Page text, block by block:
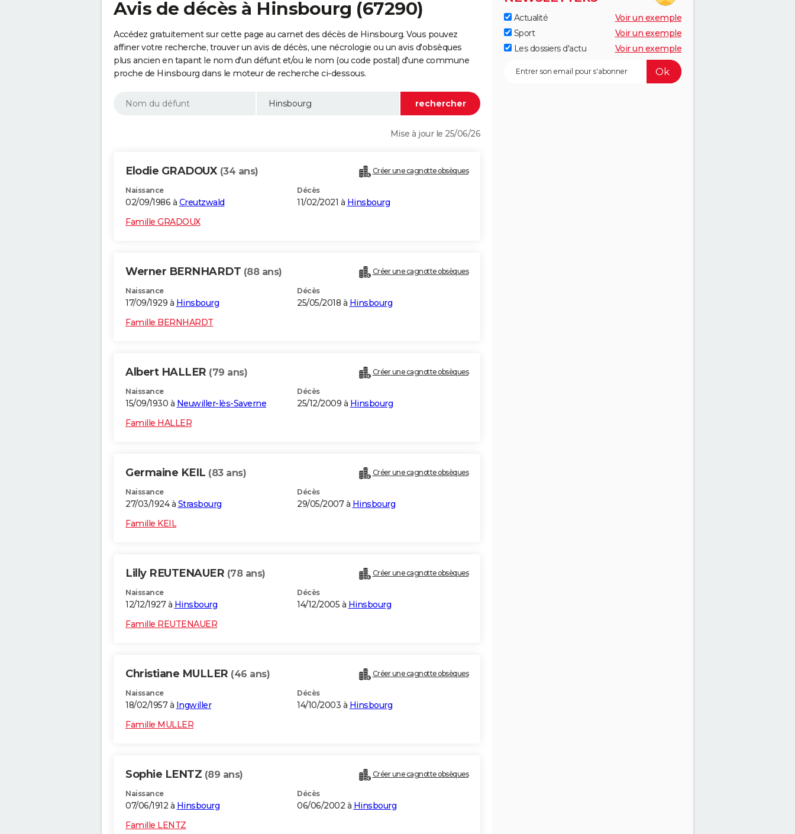
Avis de décès à Hinsbourg (67290)
Accédez gratuitement sur cette page au carnet des décès de Hinsbourg. Vous pouvez
affiner votre recherche, trouver un avis de décès, une nécrologie ou un avis d'obsèques
plus ancien en tapant le nom d'un défunt et/ou le nom (ou code postal) d'une commune
proche de Hinsbourg dans le moteur de recherche ci-dessous.
Mise à jour le 25/06/26
Elodie GRADOUX (34 ans) Créer une cagnotte obsèques
Naissance
02/09/1986 à Creutzwald
Décès
11/02/2021 à Hinsbourg
Famille GRADOUX
Werner BERNHARDT (88 ans) Créer une cagnotte obsèques
Naissance
17/09/1929 à Hinsbourg
Décès
25/05/2018 à Hinsbourg
Famille BERNHARDT
Albert HALLER (79 ans) Créer une cagnotte obsèques
Naissance
15/09/1930 à Neuwiller-lès-Saverne
Décès
25/12/2009 à Hinsbourg
Famille HALLER
Germaine KEIL (83 ans) Créer une cagnotte obsèques
Naissance
27/03/1924 à Strasbourg
Décès
29/05/2007 à Hinsbourg
Famille KEIL
Lilly REUTENAUER (78 ans) Créer une cagnotte obsèques
Naissance
12/12/1927 à Hinsbourg
Décès
14/12/2005 à Hinsbourg
Famille REUTENAUER
Christiane MULLER (46 ans) Créer une cagnotte obsèques
Naissance
18/02/1957 à Ingwiller
Décès
14/10/2003 à Hinsbourg
Famille MULLER
Sophie LENTZ (89 ans) Créer une cagnotte obsèques
Naissance
07/06/1912 à Hinsbourg
Décès
06/06/2002 à Hinsbourg
Famille LENTZ
Actualité
Voir un exemple
Sport
Voir un exemple
Les dossiers d'actu
Voir un exemple